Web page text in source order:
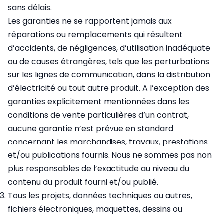
sans délais.
Les garanties ne se rapportent jamais aux
réparations ou remplacements qui résultent
d’accidents, de négligences, d’utilisation inadéquate
ou de causes étrangères, tels que les perturbations
sur les lignes de communication, dans la distribution
d’électricité ou tout autre produit. A l’exception des
garanties explicitement mentionnées dans les
conditions de vente particulières d’un contrat,
aucune garantie n’est prévue en standard
concernant les marchandises, travaux, prestations
et/ou publications fournis. Nous ne sommes pas non
plus responsables de l’exactitude au niveau du
contenu du produit fourni et/ou publié.
Tous les projets, données techniques ou autres,
fichiers électroniques, maquettes, dessins ou